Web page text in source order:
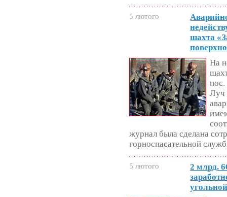
5 лютого
шахта
На
Луч
журнал была сделана
горноспасательной
5 лютого
2 млрд.